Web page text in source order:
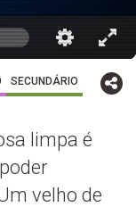
SECUNDÁRIO
limpa é
velho de